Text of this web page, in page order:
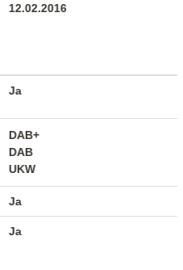
12.02.2016
Ja
DAB+
DAB
UKW
Ja
Ja